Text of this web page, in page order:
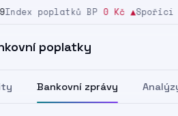
poplatků BP 0 Kč ▲Spořicí
poplatky
Bankovní zprávy